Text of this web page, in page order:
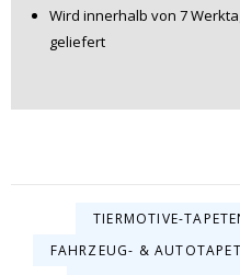
Wird innerhalb von 7
geliefert
TIERMOTIVE-
FAHRZEUG- &